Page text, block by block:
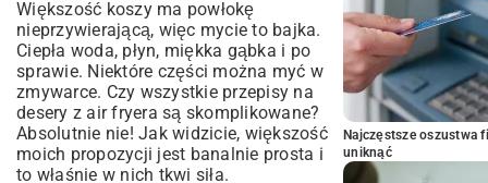
Większość koszy ma powłokę
nieprzywierającą, więc mycie to bajka.
Ciepła woda, płyn, miękka gąbka i po
sprawie. Niektóre części można myć w
zmywarce. Czy wszystkie przepisy na
desery z air fryera są skomplikowane?
Absolutnie nie! Jak widzicie, większość
moich propozycji jest banalnie prosta i
to właśnie w nich tkwi siła.
Najczęstsze oszustwa
uniknąć